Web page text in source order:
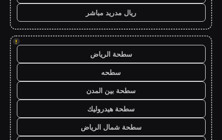
ريال مدريد مباشر
!
سطحة الرياض
سطحه
سطحة بين المدن
سطحة هيدروليك
سطحة شمال الرياض